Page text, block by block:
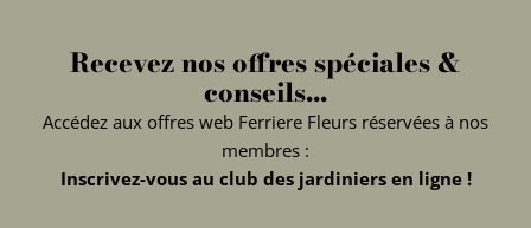
Recevez nos offres spéciales &
conseils...
Accédez aux offres web Ferriere Fleurs réservées à nos
membres :
Inscrivez-vous au club des jardiniers en ligne !